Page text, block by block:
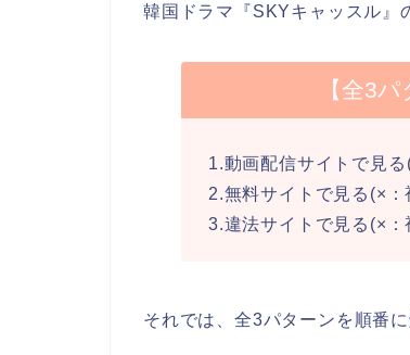
韓国ドラマ『SKYキャッスル』
【全3
1.動画配信サイトで見
2.無料サイトで見る(×：
3.違法サイトで見る(×：
それでは、全3パターンを順番